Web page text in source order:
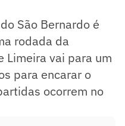
São Bernardo é
rodada da
Limeira vai para um
para encarar o
ocorrem no